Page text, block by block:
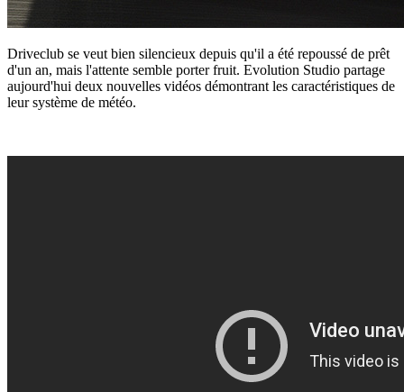
Driveclub se veut bien silencieux depuis qu'il a été repoussé de prêt
d'un an, mais l'attente semble porter fruit. Evolution Studio partage
aujourd'hui deux nouvelles vidéos démontrant les caractéristiques de
leur système de météo.